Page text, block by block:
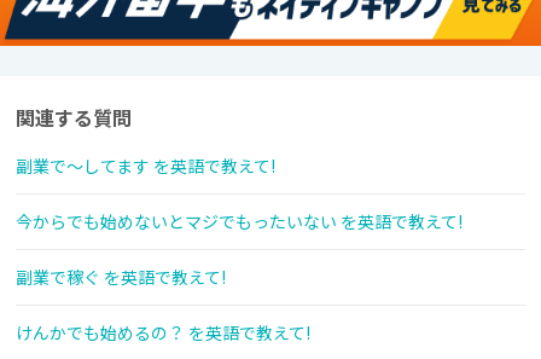
関連する質問
副業で～してます を英語で教えて!
今からでも始めないとマジでもったいない を英語で教えて!
副業で稼ぐ を英語で教えて!
けんかでも始めるの？ を英語で教えて!